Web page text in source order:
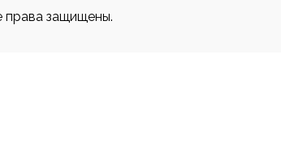
права защищены.